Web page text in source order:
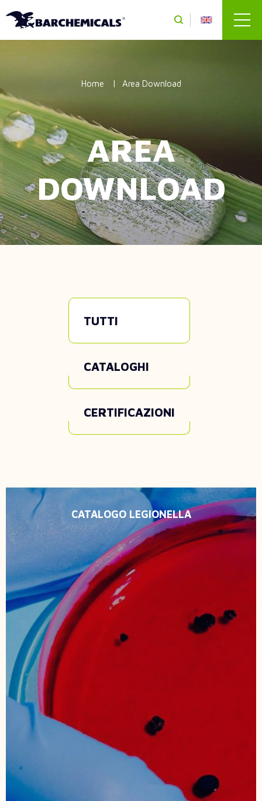
Home Area Download
AREA
DOWNLOAD
TUTTI
CATALOGHI
CERTIFICAZIONI
CATALOGO LEGIONELLA